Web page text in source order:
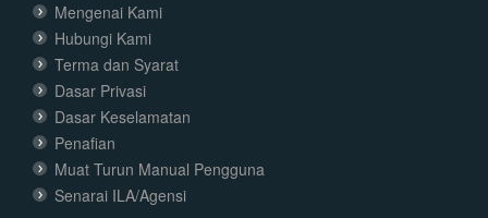
Mengenai Kami
Hubungi Kami
Terma dan Syarat
Dasar Privasi
Dasar Keselamatan
Penafian
Muat Turun Manual Pengguna
Senarai ILA/Agensi